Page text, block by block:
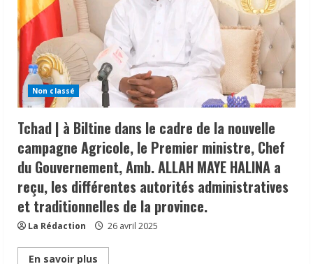
affronter
les
épreuves
du
baccalauréat
Non classé
Tchad | à Biltine dans le cadre de la nouvelle
campagne Agricole, le Premier ministre, Chef
du Gouvernement, Amb. ALLAH MAYE HALINA a
reçu, les différentes autorités administratives
et traditionnelles de la province.
La Rédaction 26 avril 2025
En savoir plus